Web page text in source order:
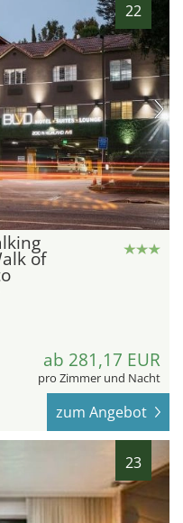
22
of
ab 281,17 EUR
pro Zimmer und Nacht
zum Angebot
23